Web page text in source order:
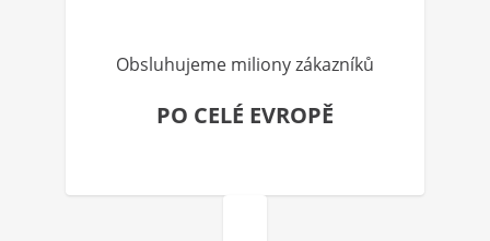
Obsluhujeme miliony zákazníků
PO CELÉ EVROPĚ